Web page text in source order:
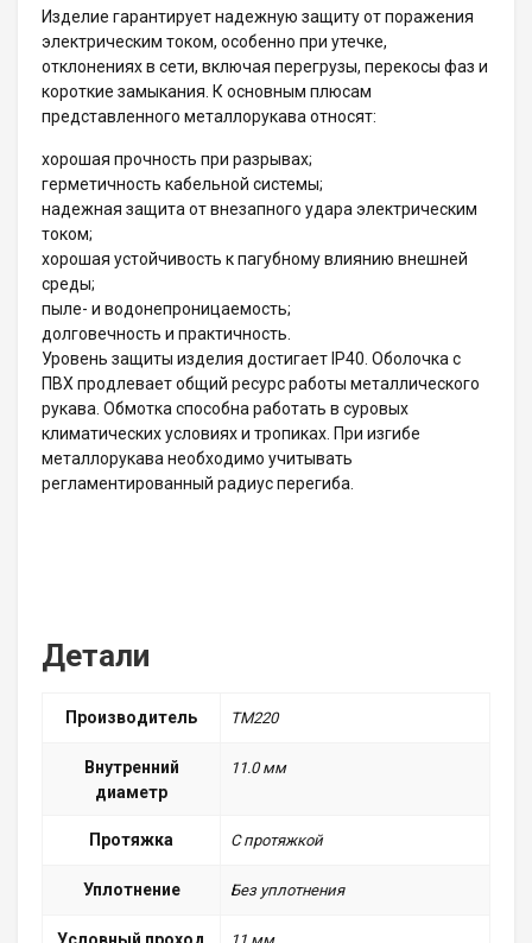
Изделие гарантирует надежную защиту от поражения
электрическим током, особенно при утечке,
отклонениях в сети, включая перегрузы, перекосы фаз и
короткие замыкания. К основным плюсам
представленного металлорукава относят:
хорошая прочность при разрывах;
герметичность кабельной системы;
надежная защита от внезапного удара электрическим
током;
хорошая устойчивость к пагубному влиянию внешней
среды;
пыле- и водонепроницаемость;
долговечность и практичность.
Уровень защиты изделия достигает IP40. Оболочка с
ПВХ продлевает общий ресурс работы металлического
рукава. Обмотка способна работать в суровых
климатических условиях и тропиках. При изгибе
металлорукава необходимо учитывать
регламентированный радиус перегиба.
Детали
Производитель ТМ220
Внутренний
диаметр
11.0 мм
Протяжка С протяжкой
Уплотнение Без уплотнения
Условный проход